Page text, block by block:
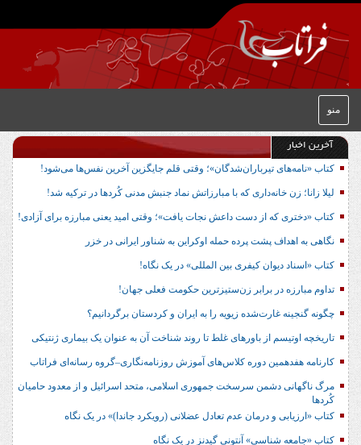
منو
آخرین اخبار
کتاب «نامه‌های تیرباران‌شدگان»؛ وقتی قلم جایگزین آخرین نفس‌ها می‌شود!
لیلا زانا؛ زن خانه‌داری که با مبارزاتش نماد جنبش مدنی کُردها در ترکیه شد!
کتاب «دختری که از دست داعش نجات یافت»؛ وقتی امید یعنی مبارزه برای آزادی!
نگاهی به اهداف پشت پرده حمله اوکراین به شناور ایرانی در خزر
کتاب «اسناد دیوان کیفری بین المللی» در یک نگاه!
تداوم مبارزه در برابر زن‌ستیزترین حکومت فعلی جهان!
چگونه گنجینه غارت‌شده زیویه را به ایران و کردستان برگردانیم؟
تاریخچه اوتیسم از باورهای غلط تا روند شناخت آن به عنوان یک بیماری ژنتیکی
کارنامه هفدهمین دوره کلاس‌های آموزش روزنامه‌نگاری–گروه رسانه‌ای فراتاب
مرگ ناگهانی دشمن سرسخت جمهوری اسلامی، متحد اسرائیل و از معدود حامیان
کُردها
کتاب «ارزیابی و درمان عدم تعادل عضلانی (رویکرد جاندا)» در یک نگاه
کتاب «جامعه شناسی» آنتونی گیدنز در یک نگاه